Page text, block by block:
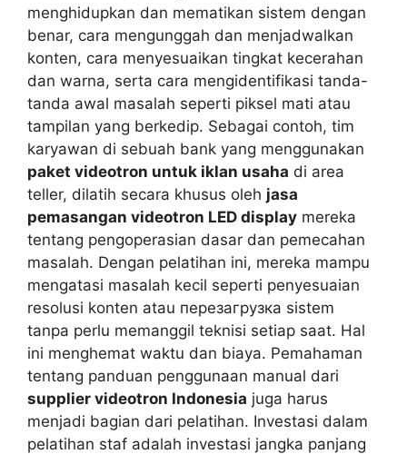
menghidupkan dan mematikan sistem dengan
benar, cara mengunggah dan menjadwalkan
konten, cara menyesuaikan tingkat kecerahan
dan warna, serta cara mengidentifikasi tanda-
tanda awal masalah seperti piksel mati atau
tampilan yang berkedip. Sebagai contoh, tim
karyawan di sebuah bank yang menggunakan
paket videotron untuk iklan usaha di area
teller, dilatih secara khusus oleh jasa
pemasangan videotron LED display mereka
tentang pengoperasian dasar dan pemecahan
masalah. Dengan pelatihan ini, mereka mampu
mengatasi masalah kecil seperti penyesuaian
resolusi konten atau перезагрузка sistem
tanpa perlu memanggil teknisi setiap saat. Hal
ini menghemat waktu dan biaya. Pemahaman
tentang panduan penggunaan manual dari
supplier videotron Indonesia juga harus
menjadi bagian dari pelatihan. Investasi dalam
pelatihan staf adalah investasi jangka panjang